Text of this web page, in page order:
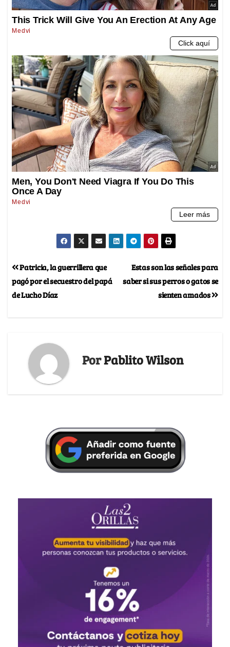
Estas son las señales para
saber si sus perros o gatos se
sienten amados
Patricia, la guerrillera que
pagó por el secuestro del papá
de Lucho Díaz
PorPablito Wilson